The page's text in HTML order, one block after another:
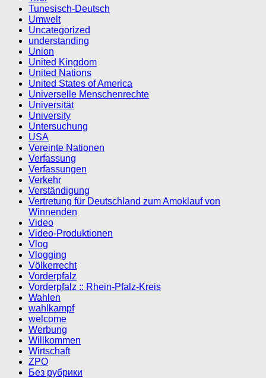
Tunesisch-Deutsch
Umwelt
Uncategorized
understanding
Union
United Kingdom
United Nations
United States of America
Universelle Menschenrechte
Universität
University
Untersuchung
USA
Vereinte Nationen
Verfassung
Verfassungen
Verkehr
Verständigung
Vertretung für Deutschland zum Amoklauf von
Winnenden
Video
Video-Produktionen
Vlog
Vlogging
Völkerrecht
Vorderpfalz
Vorderpfalz :: Rhein-Pfalz-Kreis
Wahlen
wahlkampf
welcome
Werbung
Willkommen
Wirtschaft
ZPO
Без рубрики